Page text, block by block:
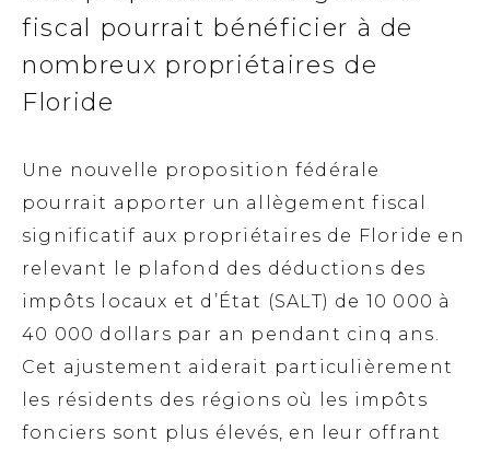
fiscal pourrait bénéficier à de
nombreux propriétaires de
Floride
Une nouvelle proposition fédérale
pourrait apporter un allègement fiscal
significatif aux propriétaires de Floride en
relevant le plafond des déductions des
impôts locaux et d’État (SALT) de 10 000 à
40 000 dollars par an pendant cinq ans.
Cet ajustement aiderait particulièrement
les résidents des régions où les impôts
fonciers sont plus élevés, en leur offrant